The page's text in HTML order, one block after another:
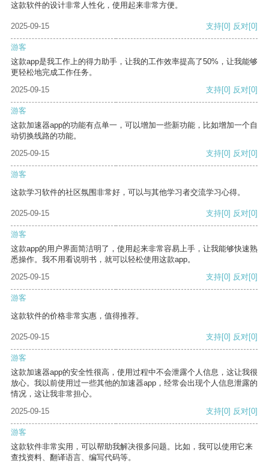
这款软件的设计非常人性化，使用起来非常方便。
2025-09-15 支持[0] 反对[0]
游客
这款app是我工作上的得力助手，让我的工作效率提高了50%，让我能够
更轻松地完成工作任务。
2025-09-15
支持[0] 反对[0]
游客
这款加速器app的功能有点单一，可以增加一些新功能，比如增加一个自
动切换线路的功能。
2025-09-15
支持[0] 反对[0]
游客
这款学习软件的社区氛围非常好，可以与其他学习者交流学习心得。
2025-09-15 支持[0] 反对[0]
游客
这款app的用户界面简洁明了，使用起来非常容易上手，让我能够快速熟
悉操作。我不用看说明书，就可以轻松使用这款app。
2025-09-15
支持[0] 反对[0]
游客
这款软件的价格非常实惠，值得推荐。
2025-09-15 支持[0] 反对[0]
游客
这款加速器app的安全性很高，使用过程中不会泄露个人信息，这让我很
放心。我以前使用过一些其他的加速器app，经常会出现个人信息泄露的
情况，这让我非常担心。
2025-09-15
支持[0] 反对[0]
游客
这款软件非常实用，可以帮助我解决很多问题。比如，我可以使用它来
查找资料、翻译语言、编写代码等。